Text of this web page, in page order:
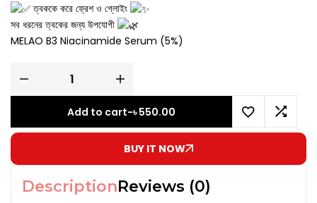
ত্বককে করে ফ্রেশ ও গ্লোইং
সব ধরনের ত্বকের জন্য উপযোগী
MELAO B3 Niacinamide Serum (5%)
Add to cart-৳550.00
BUY IT NOW
DescriptionReviews (0)